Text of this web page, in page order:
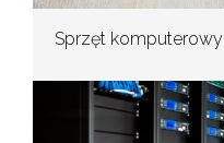
Sprzęt komputerowy